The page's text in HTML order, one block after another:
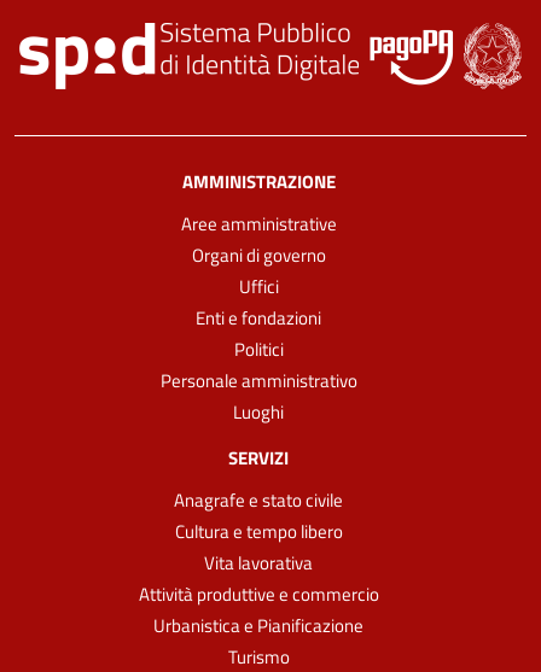
AMMINISTRAZIONE
Aree amministrative
Organi di governo
Uffici
Enti e fondazioni
Politici
Personale amministrativo
Luoghi
SERVIZI
Anagrafe e stato civile
Cultura e tempo libero
Vita lavorativa
Attività produttive e commercio
Urbanistica e Pianificazione
Turismo